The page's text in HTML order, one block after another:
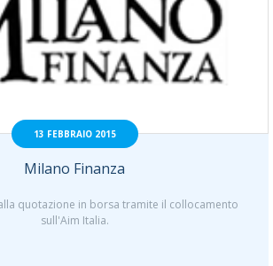
13 FEBBRAIO 2015
Milano Finanza
quotazione in borsa tramite il collocamento
sull'Aim Italia.